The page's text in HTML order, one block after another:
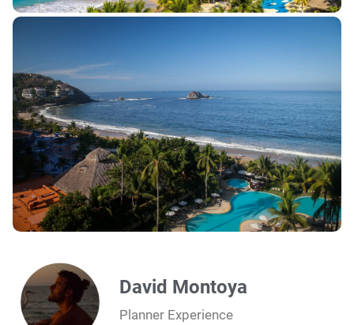
David Montoya
Planner Experience